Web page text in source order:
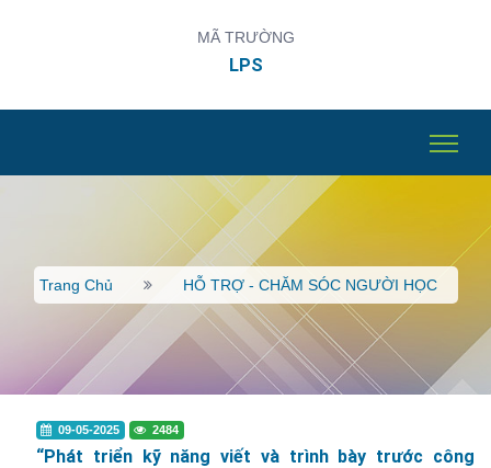
MÃ TRƯỜNG
LPS
Trang Chủ HỖ TRỢ - CHĂM SÓC NGƯỜI HỌC
09-05-2025 2484
“Phát triển kỹ năng viết và trình bày trước công